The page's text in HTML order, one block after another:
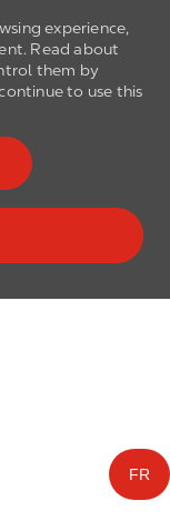
experience,
Read about
them by
to use this
FR